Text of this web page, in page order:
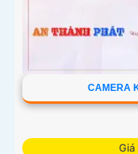
CAMERA
Giá